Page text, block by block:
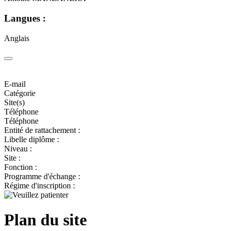
Langues :
Anglais
E-mail
Catégorie
Site(s)
Téléphone
Téléphone
Entité de rattachement :
Libelle diplôme :
Niveau :
Site :
Fonction :
Programme d'échange :
Régime d'inscription :
Plan du site